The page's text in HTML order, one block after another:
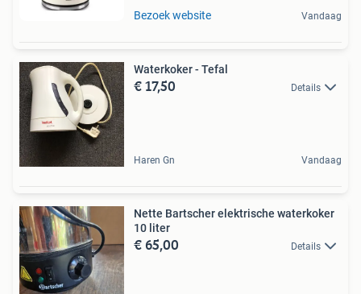
Bezoek website Vandaag
Waterkoker - Tefal
€ 17,50 Details
Haren Gn Vandaag
Nette Bartscher elektrische waterkoker
10 liter
€ 65,00 Details